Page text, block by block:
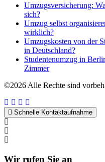
Umzugsversicherung:
sich?
Umzug selbst
wirklich?
Umzugskosten von der
in Deutschland?
Studentenumzug in
Zimmer
©2026 Alle Rechte sind
Schnelle Kontaktaufnahme
Wir rufen Sie an